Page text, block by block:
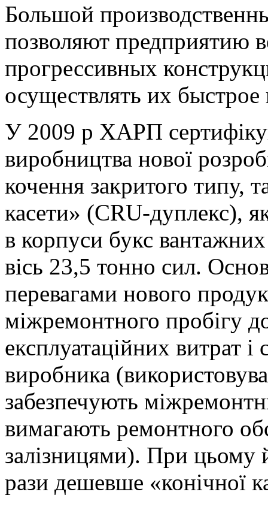
Большой
позволяют предприятию
прогрессивных
осуществлять их быстрое
У 2009 р ХАРП
виробництва нової
кочення закритого типу,
касети» (CRU-дуплекс),
в корпуси букс
вісь 23,5 тонно сил.
перевагами нового
міжремонтного пробігу
експлуатаційних витрат і
виробника
забезпечують
вимагають ремонтного
залізницями). При цьому
рази дешевше «конічної